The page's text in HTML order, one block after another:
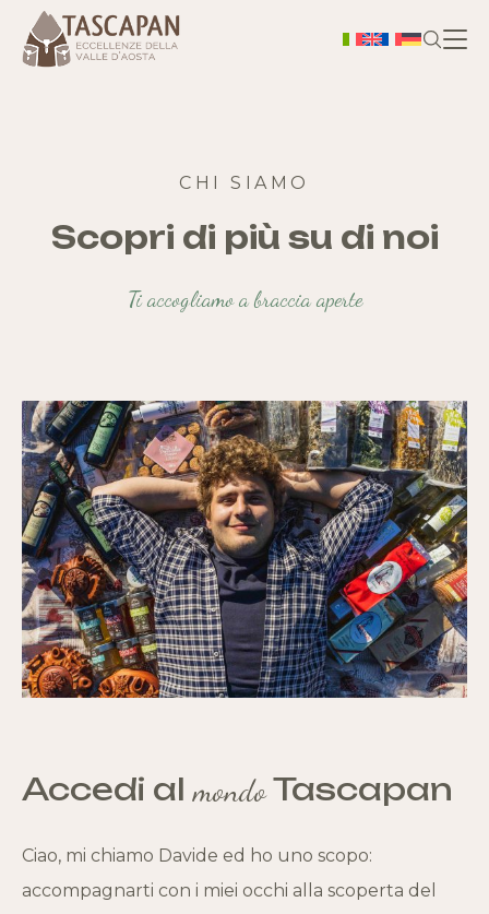
CHI SIAMO
Scopri di più su di noi
Ti accogliamo a braccia aperte
Accedi almondoTascapan
Ciao, mi chiamo Davide ed ho uno scopo:
accompagnarti con i miei occhi alla scoperta del